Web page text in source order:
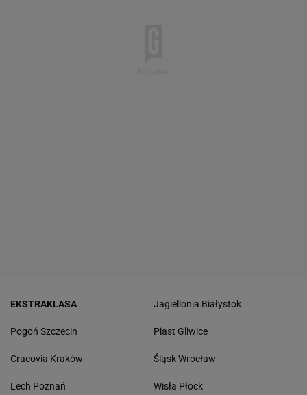
EKSTRAKLASA
Pogoń Szczecin
Cracovia Kraków
Lech Poznań
Jagiellonia Białystok
Piast Gliwice
Śląsk Wrocław
Wisła Płock